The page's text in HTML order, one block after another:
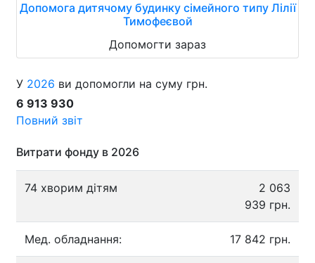
Допомога дитячому будинку сімейного типу Лілії
Тимофеєвой
Допомогти зараз
У 2026 ви допомогли на суму грн.
6 913 930
Повний звіт
Витрати фонду в 2026
74 хворим дітям
2 063
939 грн.
Мед. обладнання: 17 842 грн.